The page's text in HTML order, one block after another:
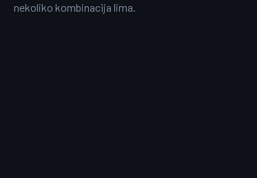
nekoliko kombinacija lima.